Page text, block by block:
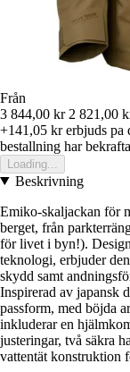
Från
3 844,00 kr 2 821,00
+141,05 krerbjuds pa
bestallning har
Loading...
Beskrivning
Emiko-skaljackan för
berget, från
för livet i byn!).
teknologi, erbjuder
skydd samt
Inspirerad av japansk
passform, med böjda
inkluderar en
justeringar, två säkra
vattentät konstruktion